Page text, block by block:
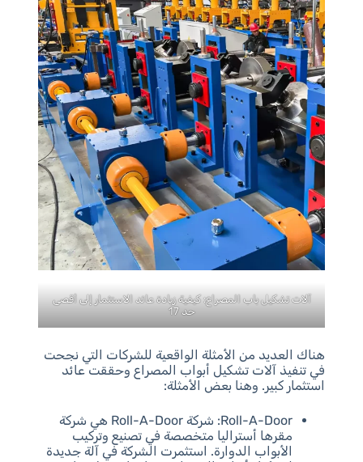
آلات تشكيل باب المصراع: كيفية زيادة عائد الاستثمار إلى أقصى
حد 17
هناك العديد من الأمثلة الواقعية للشركات التي نجحت
في تنفيذ آلات تشكيل أبواب المصراع وحققت عائد
استثمار كبير. وهنا بعض الأمثلة:
Roll-A-Door: شركة Roll-A-Door هي شركة
مقرها أستراليا متخصصة في تصنيع وتركيب
الأبواب الدوارة. استثمرت الشركة في آلة جديدة